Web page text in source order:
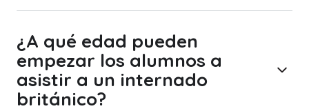
¿A qué edad pueden
empezar los alumnos a
asistir a un internado
británico?